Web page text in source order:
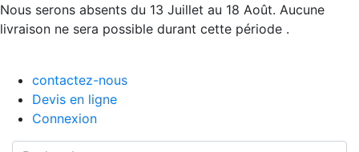
Nous serons absents du 13 Juillet au 18 Août. Aucune
livraison ne sera possible durant cette période .
contactez-nous
Devis en ligne
Connexion